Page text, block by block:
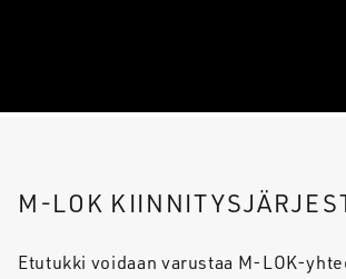
M-LOK
Etutukki voidaan varustaa M-LOK-